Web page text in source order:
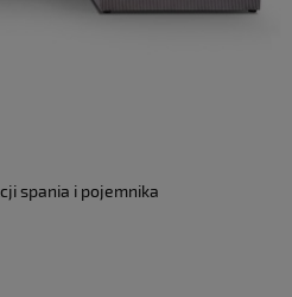
spania i pojemnika